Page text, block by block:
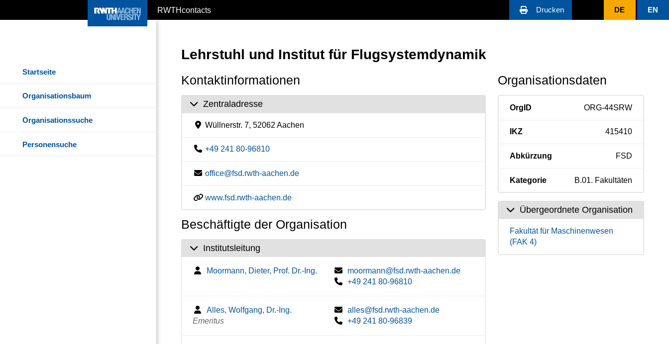
RWTHcontacts Drucken DE EN
Startseite
Organisationsbaum
Organisationssuche
Personensuche
Lehrstuhl und Institut für Flugsystemdynamik
Kontaktinformationen
Zentraladresse
Wüllnerstr. 7, 52062 Aachen
+49 241 80-96810
office@fsd.rwth-aachen.de
www.fsd.rwth-aachen.de
Beschäftigte der Organisation
Institutsleitung
Moormann, Dieter, Prof. Dr.-Ing.
moormann@fsd.rwth-aachen.de
+49 241 80-96810
Alles, Wolfgang, Dr.-Ing.
Emeritus
alles@fsd.rwth-aachen.de
+49 241 80-96839
Organisationsdaten
OrgID ORG-44SRW
IKZ 415410
Abkürzung FSD
Kategorie B.01. Fakultäten
Übergeordnete Organisation
Fakultät für Maschinenwesen
(FAK 4)